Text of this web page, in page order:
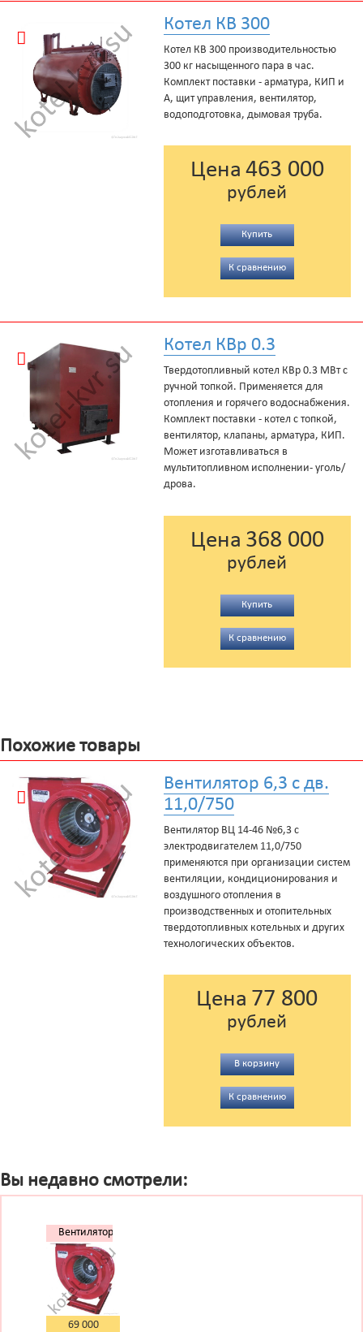
Котел КВ 300
Котел КВ 300 производительностью
300 кг насыщенного пара в час.
Комплект поставки - арматура, КИП и
А, щит управления, вентилятор,
водоподготовка, дымовая труба.
Цена 463 000
рублей
Купить
К сравнению
Котел КВр 0.3
Твердотопливный котел КВр 0.3 МВт с
ручной топкой. Применяется для
отопления и горячего водоснабжения.
Комплект поставки - котел с топкой,
вентилятор, клапаны, арматура, КИП.
Может изготавливаться в
мультитопливном исполнении- уголь/
дрова.
Цена 368 000
рублей
Купить
К сравнению
Похожие товары
Вентилятор 6,3 с дв.
11,0/750
Вентилятор ВЦ 14-46 №6,3 с
электродвигателем 11,0/750
применяются при организации систем
вентиляции, кондиционирования и
воздушного отопления в
производственных и отопительных
твердотопливных котельных и других
технологических объектов.
Цена 77 800
рублей
В корзину
К сравнению
Вы недавно смотрели:
Вентилятор
6,3 с дв.
11,0/1000
69 000